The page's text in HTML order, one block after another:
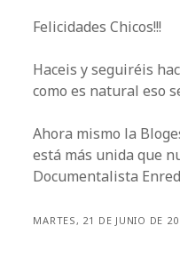
Felicidades Chicos!!!
Haceis y seguiréis
como es natural eso
Ahora mismo la
está más unida que
Documentalista
MARTES, 21 DE JUNIO DE